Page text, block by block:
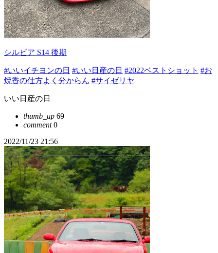
シルビア S14 後期
#いいイチヨンの日 #いい日産の日 #2022ベストショット #お
焼香の仕方よく分からん #サイゼリヤ
いい日産の日
thumb_up 69
comment0
2022/11/23 21:56